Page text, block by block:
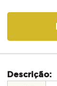
Descrição: